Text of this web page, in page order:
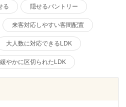
る 隠せるパントリー
来客対応しやすい客間配置
大人数に対応できるLDK
緩やかに区切られたLDK